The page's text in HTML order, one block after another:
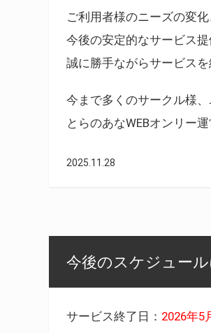
ご利用者様のニーズの変
今後の安定的なサービス
誠に勝手ながらサービス
今まで多くのサークル様
とらのあなWEBオンリー
2025.11.28
今後のスケジュー
サービス終了日： 2026年5